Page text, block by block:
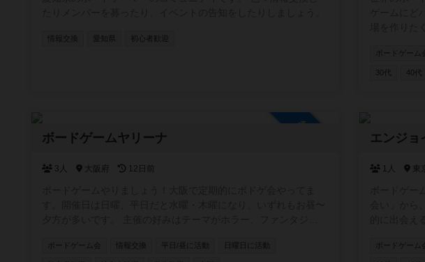
情報交換 愛知県 初心者歓迎
ん、市外・
プン会を開催しています
ボードゲーム会
30代 40代
ボードゲームヤリーナ
3人 大阪府 12日前
ャー作品よりは同人ゲームやマイナーなのが好き。 ちなみにボ
ボードゲーム会 情報交換 平日/昼に活動
エンジョ
1人 東
ジ https://
ボードゲーム会